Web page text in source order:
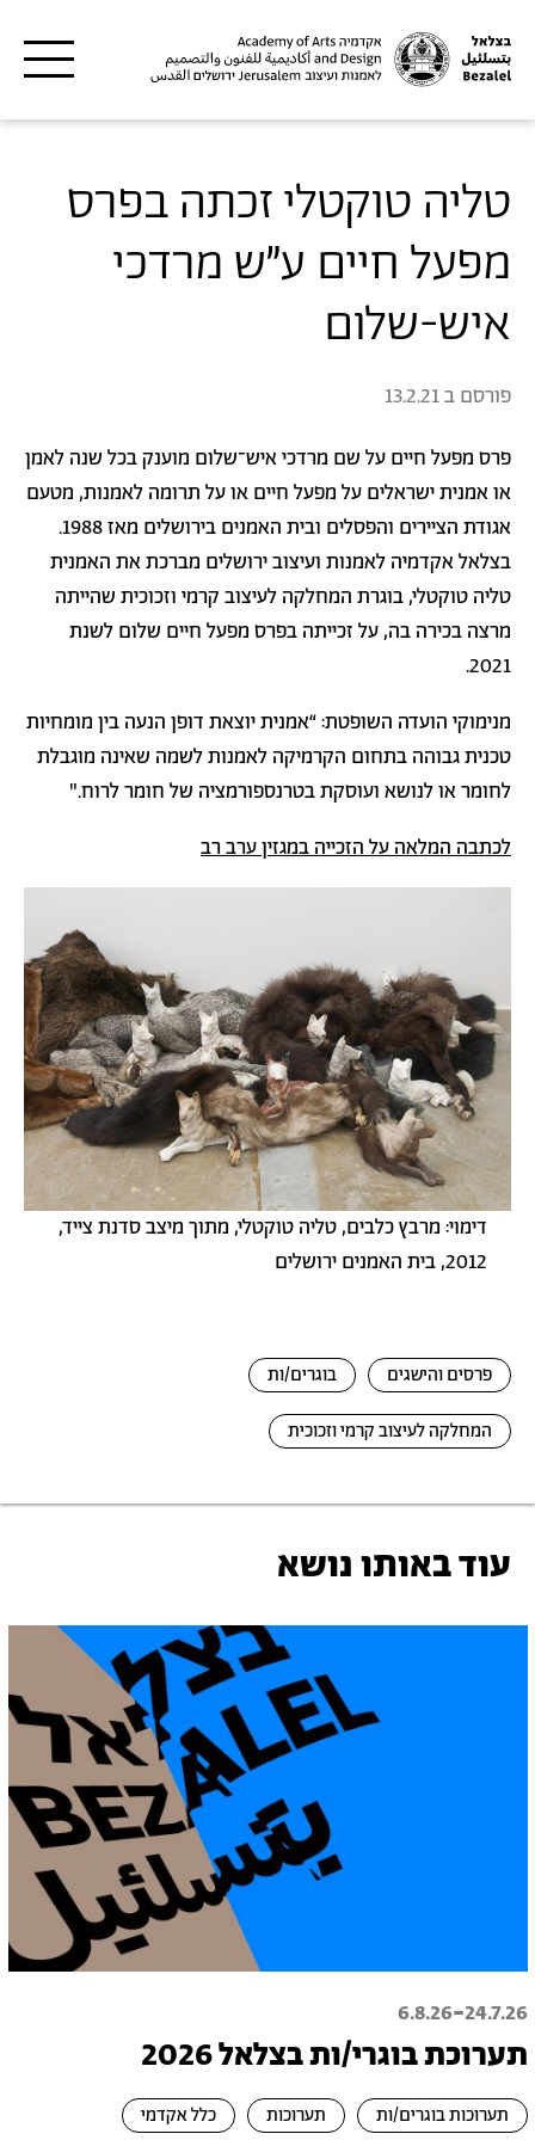
טליה טוקטלי זכתה בפרס
מפעל חיים ע"ש מרדכי
איש-שלום
פורסם ב13.2.21
פרס מפעל חיים על שם מרדכי איש־שלום מוענק בכל שנה לאמן
או אמנית ישראלים על מפעל חיים או על תרומה לאמנות, מטעם
אגודת הציירים והפסלים ובית האמנים בירושלים מאז 1988.
בצלאל אקדמיה לאמנות ועיצוב ירושלים מברכת את האמנית
טליה טוקטלי, בוגרת המחלקה לעיצוב קרמי וזכוכית שהייתה
מרצה בכירה בה, על זכייתה בפרס מפעל חיים שלום לשנת
2021.
מנימוקי הועדה השופטת: “אמנית יוצאת דופן הנעה בין מומחיות
טכנית גבוהה בתחום הקרמיקה לאמנות לשמה שאינה מוגבלת
לחומר או לנושא ועוסקת בטרנספורמציה של חומר לרוח."
לכתבה המלאה על הזכייה במגזין ערב רב
דימוי: מרבץ כלבים, טליה טוקטלי, מתוך מיצב סדנת צייד,
2012, בית האמנים ירושלים
פרסים והישגים בוגרים/ות
המחלקה לעיצוב קרמי וזכוכית
עוד באותו נושא
24.7.26
-
6.8.26
תערוכת בוגרי/ות בצלאל 2026
תערוכות בוגרים/ות תערוכות כלל אקדמי